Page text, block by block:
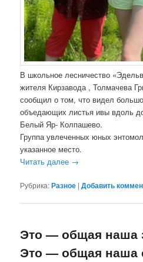
В школьное лесничество
жителя Кирзавода , Толмачева
сообщил о том, что видел
объедающих листья ивы вдоль
Белый Яр- Колпашево.
Группа увлеченных юных
указанное место.
Читать далее →
Рубрика:Разное |Добавить
Это — общая наша
Это — общая наша